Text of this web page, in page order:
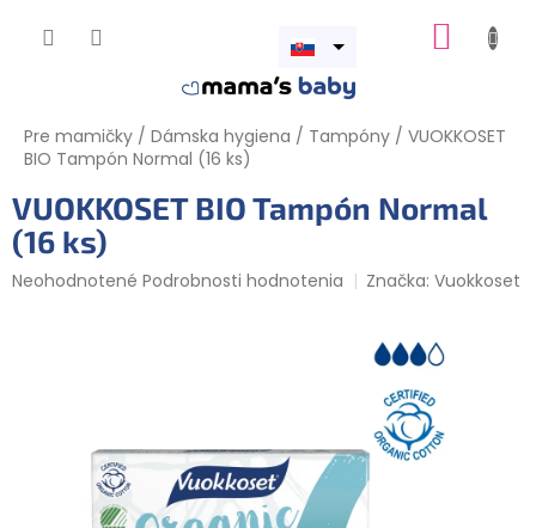
Otvoriť
Pre mamičky / Dámska hygiena / Tampóny / VUOKKOSET
BIO Tampón Normal (16 ks)
VUOKKOSET BIO Tampón Normal
(16 ks)
Priemerné
Neohodnotené Podrobnosti hodnotenia Značka:Vuokkoset